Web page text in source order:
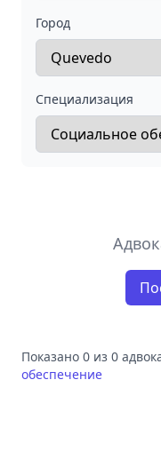
Город
Специализация
Показано 0 из 0
обеспечение